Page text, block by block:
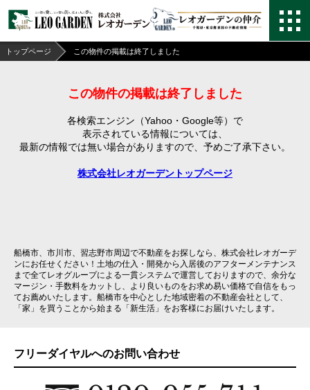
トップページ この物件の掲載は終了しました
この物件の掲載は終了しました
各検索エンジン（Yahoo・Google等）で
表示されている情報については、
最新の情報では無い場合がありますので、 予めご了承下さい。
株式会社レオガーデントップページ
船橋市、市川市、習志野市周辺で不動産をお探しなら、株式会社レオガーデ
ンにお任せください！土地の仕入・開発から入居後のアフターメンテナンス
まで全てレオグループによる一貫システムで運営しておりますので、余分な
マージン・手数料をカットし、より良いものをお求め易い価格で自信をもっ
てお薦めいたします。船橋市を中心とした地域密着の不動産会社として、
「家」を買うことから始まる「新生活」をお客様にお届けいたします。
フリーダイヤルへのお問い合わせ